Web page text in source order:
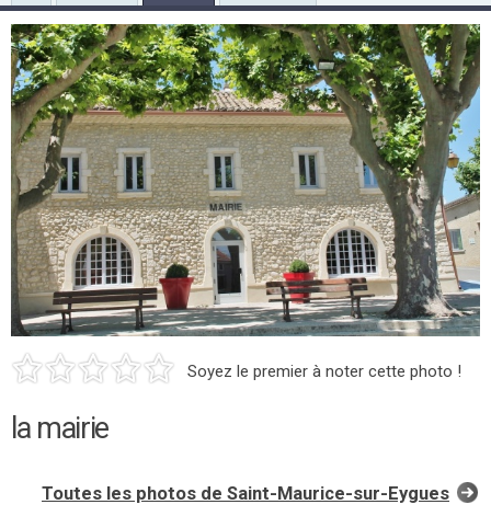
Soyez le premier à noter cette photo !
la mairie
Toutes les photos de Saint-Maurice-sur-Eygues